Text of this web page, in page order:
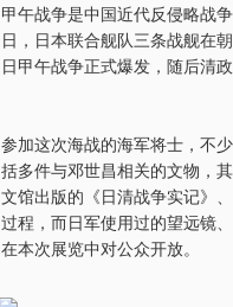
甲午战争是中国近代反侵略战
日，日本联合舰队三条战舰在
日甲午战争正式爆发，随后清
参加这次海战的海军将士，不
括多件与邓世昌相关的文物，
文馆出版的《日清战争实记》
过程，而日军使用过的望远镜
在本次展览中对公众开放。